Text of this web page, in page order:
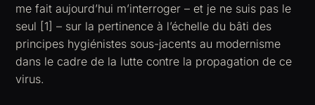
me fait aujourd’hui m’interroger – et je ne suis pas le
seul [1] – sur la pertinence à l’échelle du bâti des
principes hygiénistes sous-jacents au modernisme
dans le cadre de la lutte contre la propagation de ce
virus.